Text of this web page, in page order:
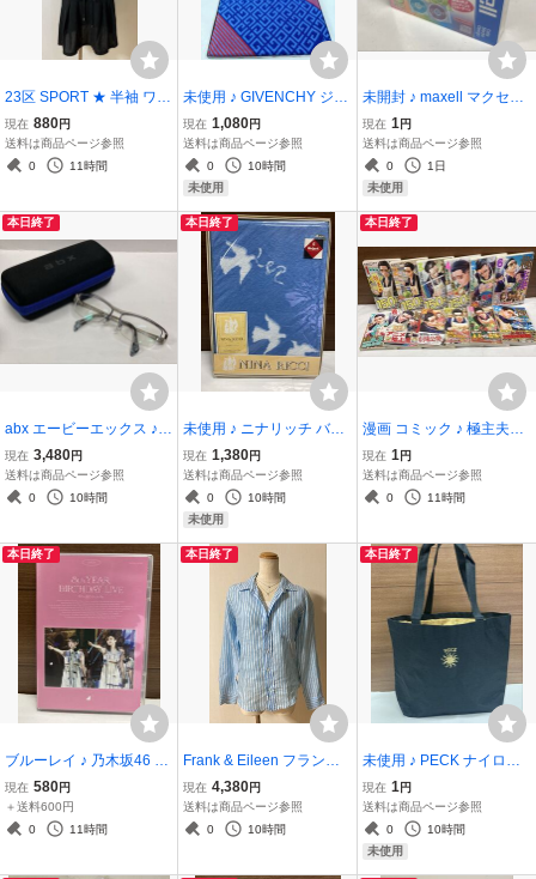
23区 SPORT ★ 半袖 ワン
ピース M～Lサイズ チュ
ニック ブラック×水玉 ス
トレッチ素材 ゴルフ
現在 880円
送料は商品ページ参照
0
11時間
未使用 ♪ GIVENCHY ジバ
ンシイ バスタオル ブルー
系 ジバンシー
現在 1,080円
送料は商品ページ参照
0
10時間
未使用
未開封 ♪ maxell マクセル
CD-RW 700MB 5枚パッ
ク CD RW
現在 1 円
送料は商品ページ参照
0
1日
未使用
本日終了
abx エービーエックス ♪
美品 サングラス ケース付
フレーム：シルバー ハー
フリム 眼鏡 めがね (管理2
現在 3,480円
送料は商品ページ参照
0
10時間
本日終了
未使用 ♪ ニナリッチ バス
タオル ブルー系
現在 1,380円
送料は商品ページ参照
0
10時間
未使用
本日終了
漫画 コミック ♪ 極主夫道
1～12巻 12冊セット TSU
TAYA購入カード3枚付 帯
付 初版有
現在 1 円
送料は商品ページ参照
0
11時間
本日終了
ブルーレイ ♪ 乃木坂46 8t
h YEAR BIRTHDAY LIVE
Day3 美品 Blu-ray
現在 580円
＋送料600円
0
11時間
本日終了
Frank & Eileen フランク
アンドアイリーン ★ 長袖
シャツ ブルー系 ストライ
プ サイズS ブラウス
現在 4,380円
送料は商品ページ参照
0
10時間
本日終了
未使用 ♪ PECK ナイロン
トートバッグ エコバッグ
ハンドバッグ 口部分きん
ちゃく型 ブラック×イエ
ロー 高島屋百貨店 （管理
現在 1 円
送料は商品ページ参照
0
10時間
未使用